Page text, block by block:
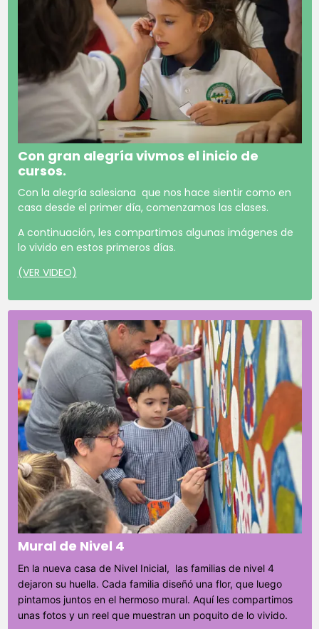
Con gran alegría vivmos el inicio de
cursos.
Con la alegría salesiana que nos hace sientir como en
casa desde el primer día, comenzamos las clases.
A continuación, les compartimos algunas imágenes de
lo vivido en estos primeros días.
(VER VIDEO)
Mural de Nivel 4
En la nueva casa de Nivel Inicial, las familias de nivel 4
dejaron su huella. Cada familia diseñó una flor, que luego
pintamos juntos en el hermoso mural. Aquí les compartimos
unas fotos y un reel que muestran un poquito de lo vivido.